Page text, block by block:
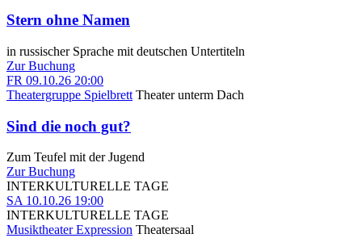
Stern ohne Namen
in russischer Sprache mit deutschen Untertiteln
Zur Buchung
FR 09.10.26 20:00
Theatergruppe Spielbrett Theater unterm Dach
Sind die noch gut?
Zum Teufel mit der Jugend
Zur Buchung
INTERKULTURELLE TAGE
SA 10.10.26 19:00
INTERKULTURELLE TAGE
Musiktheater Expression Theatersaal